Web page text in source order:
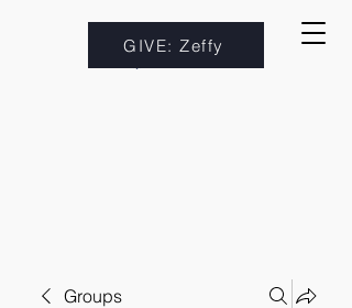
GIVE: Zeffy
Groups